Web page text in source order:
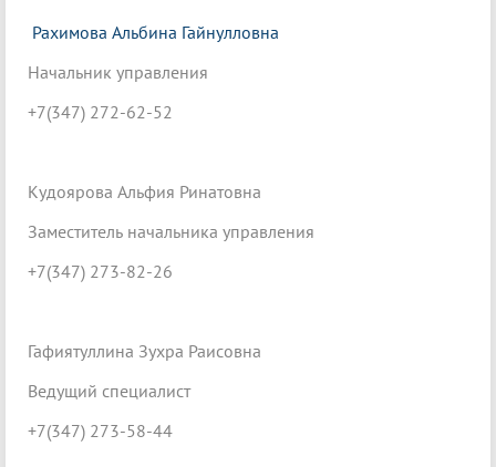
Рахимова Альбина Гайнулловна
Начальник управления
+7(347) 272-62-52
Кудоярова Альфия Ринатовна
Заместитель начальника управления
+7(347) 273-82-26
Гафиятуллина Зухра Раисовна
Ведущий специалист
+7(347) 273-58-44